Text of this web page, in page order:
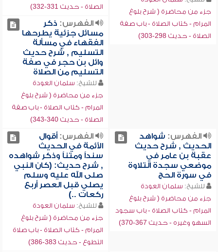
جزء من محاضرة ( شرح بلوغ
المرام - كتاب الصلاة - باب صفة
الصلاة - حديث 298-303)
الصلاة - حديث 331-332)
الفهرس: ذكر
مسائل جزئية يطرحها
الفقهاء في مسألة
التسليم , شرح حديث
وائل بن حجر في صفة
التسليم من الصلاة
للشيخ: سلمان العودة
جزء من محاضرة ( شرح بلوغ
المرام - كتاب الصلاة - باب صفة
الصلاة - حديث 340-343)
الفهرس: شواهد
الحديث , شرح حديث
عقبة بن عامر في
موضعي سجدة التلاوة
في سورة الحج
للشيخ: سلمان العودة
جزء من محاضرة ( شرح بلوغ
المرام - كتاب الصلاة - باب سجود
السهو وغيره - حديث 367-370)
الفهرس:أقوال
الأئمة في الحديث
سنداً ومتناً وذكر شواهده
, شرح حديث: (كان النبي
صلى الله عليه وسلم
يصلي قبل العصر أربع
ركعات ..)
للشيخ: سلمان العودة
جزء من محاضرة ( شرح بلوغ
المرام - كتاب الصلاة - باب صلاة
التطوع - حديث 383-386)